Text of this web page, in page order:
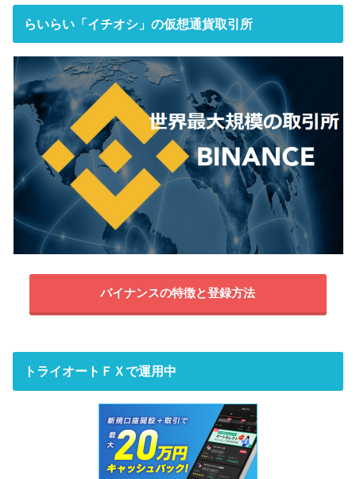
らいらい「イチオシ」の仮想通貨取引所
バイナンスの特徴と登録方法
トライオートＦＸで運用中